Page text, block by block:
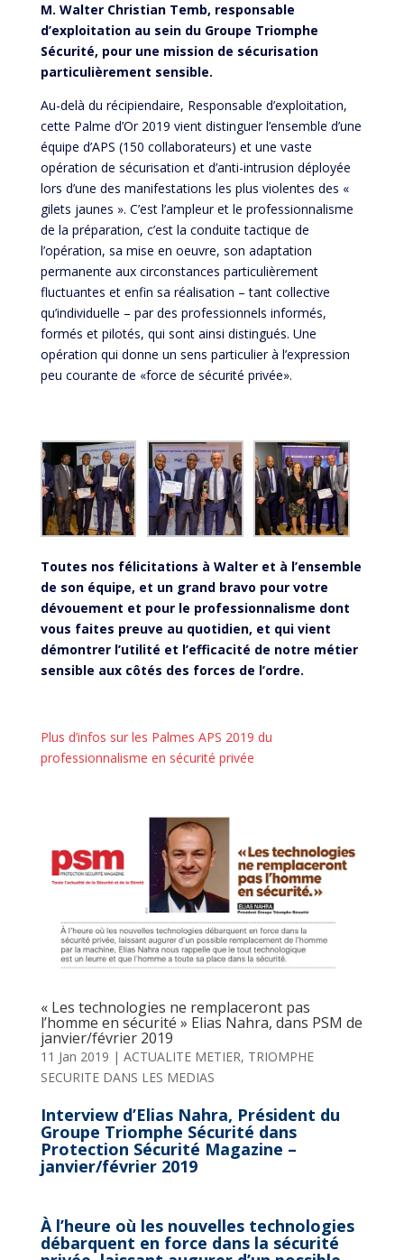
M. Walter Christian Temb, responsable
d’exploitation au sein du Groupe Triomphe
Sécurité, pour une mission de sécurisation
particulièrement sensible.
Au-delà du récipiendaire, Responsable d’exploitation,
cette Palme d’Or 2019 vient distinguer l’ensemble d’une
équipe d’APS (150 collaborateurs) et une vaste
opération de sécurisation et d’anti-intrusion déployée
lors d’une des manifestations les plus violentes des «
gilets jaunes ». C’est l’ampleur et le professionnalisme
de la préparation, c’est la conduite tactique de
l’opération, sa mise en oeuvre, son adaptation
permanente aux circonstances particulièrement
fluctuantes et enfin sa réalisation – tant collective
qu’individuelle – par des professionnels informés,
formés et pilotés, qui sont ainsi distingués. Une
opération qui donne un sens particulier à l’expression
peu courante de «force de sécurité privée».
Toutes nos félicitations à Walter et à l’ensemble
de son équipe, et un grand bravo pour votre
dévouement et pour le professionnalisme dont
vous faites preuve au quotidien, et qui vient
démontrer l’utilité et l’efficacité de notre métier
sensible aux côtés des forces de l’ordre.
Plus d’infos sur les Palmes APS 2019 du
professionnalisme en sécurité privée
« Les technologies ne remplaceront pas
l’homme en sécurité » Elias Nahra, dans PSM de
janvier/février 2019
11 Jan 2019 | ACTUALITE METIER, TRIOMPHE
SECURITE DANS LES MEDIAS
Interview d’Elias Nahra, Président du
Groupe Triomphe Sécurité dans
Protection Sécurité Magazine –
janvier/février 2019
À l’heure où les nouvelles technologies
débarquent en force dans la sécurité